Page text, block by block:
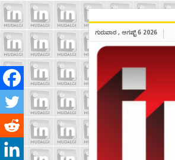
ಗುರುವಾರ , ಆಗಷ್ಟ್ 6 2026